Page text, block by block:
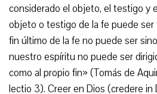
considerado el objeto, el testigo y
objeto o testigo de la fe puede ser
fin último de la fe no puede ser
nuestro espíritu no puede ser
como al propio fin» (Tomás de
lectio 3). Creer en Dios (credere in